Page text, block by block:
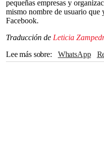
pequeñas empresas y
mismo nombre de usuario que
Facebook.
Traducción de Leticia
Lee más sobre
WhatsApp